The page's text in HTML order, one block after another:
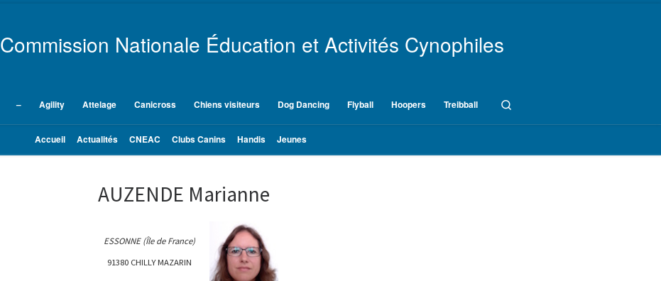
Accueil Actualités CNEAC Clubs Canins Handis Jeunes
Commission Nationale Éducation et Activités Cynophiles
– Agility Attelage Canicross Chiens visiteurs Dog Dancing Flyball Hoopers Treibball
AUZENDE Marianne
ESSONNE (Île de France)
91380 CHILLY MAZARIN